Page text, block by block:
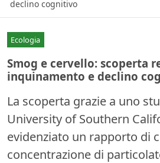
declino cognitivo
Ecologia
Smog e cervello: scoperta
inquinamento e declino
La scoperta grazie a uno
University of Southern
evidenziato un rapporto di
concentrazione di